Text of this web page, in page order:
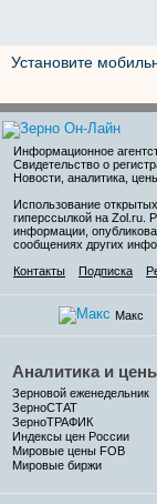
Установите
Информационное
Свидетельство о
Новости, аналитика,
Использование
гиперссылкой на Zol.ru.
информации,
сообщениях других
Контакты
Подписка
Макс
Аналитика и
Зерновой еженедельник
ЗерноСТАТ
ЗерноТРАФИК
Индексы цен России
Мировые цены FOB
Мировые биржи